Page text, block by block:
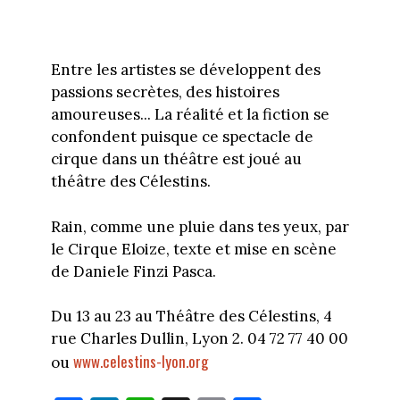
Entre les artistes se développent des
passions secrètes, des histoires
amoureuses... La réalité et la fiction se
confondent puisque ce spectacle de
cirque dans un théâtre est joué au
théâtre des Célestins.
Rain, comme une pluie dans tes yeux, par
le Cirque Eloize, texte et mise en scène
de Daniele Finzi Pasca.
Du 13 au 23 au Théâtre des Célestins, 4
rue Charles Dullin, Lyon 2. 04 72 77 40 00
ouwww.celestins-lyon.org